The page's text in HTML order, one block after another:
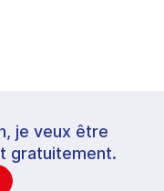
je veux être
gratuitement.